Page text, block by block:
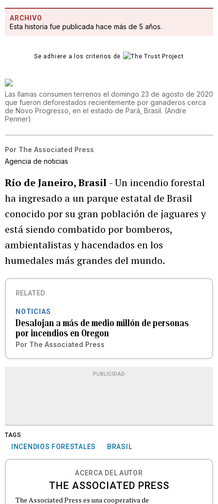
ARCHIVO
Esta historia fue publicada hace más de 5 años.
Se adhiere a los criterios de
Las llamas consumen terrenos el domingo 23 de agosto de 2020
que fueron deforestados recientemente por ganaderos cerca
de Novo Progresso, en el estado de Pará, Brasil. (Andre
Penner)
Por The Associated Press
Agencia de noticias
Río de Janeiro, Brasil - Un incendio forestal
ha ingresado a un parque estatal de Brasil
conocido por su gran población de jaguares y
está siendo combatido por bomberos,
ambientalistas y hacendados en los
humedales más grandes del mundo.
RELATED
NOTICIAS
Desalojan a más de medio millón de personas
por incendios en Oregon
Por The Associated Press
PUBLICIDAD
TAGS
INCENDIOS FORESTALES BRASIL
ACERCA DEL AUTOR
THE ASSOCIATED PRESS
The Associated Press es una cooperativa de